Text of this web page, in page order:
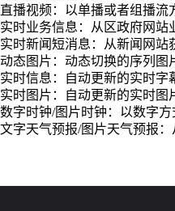
直播视频：以单播或者组播流
实时业务信息：从区政府网站
实时新闻短消息：从新闻网站
动态图片：动态切换的序列图
实时信息：自动更新的实时字
实时图片：自动更新的实时图
数字时钟/图片时钟：以数字
文字天气预报/图片天气预报